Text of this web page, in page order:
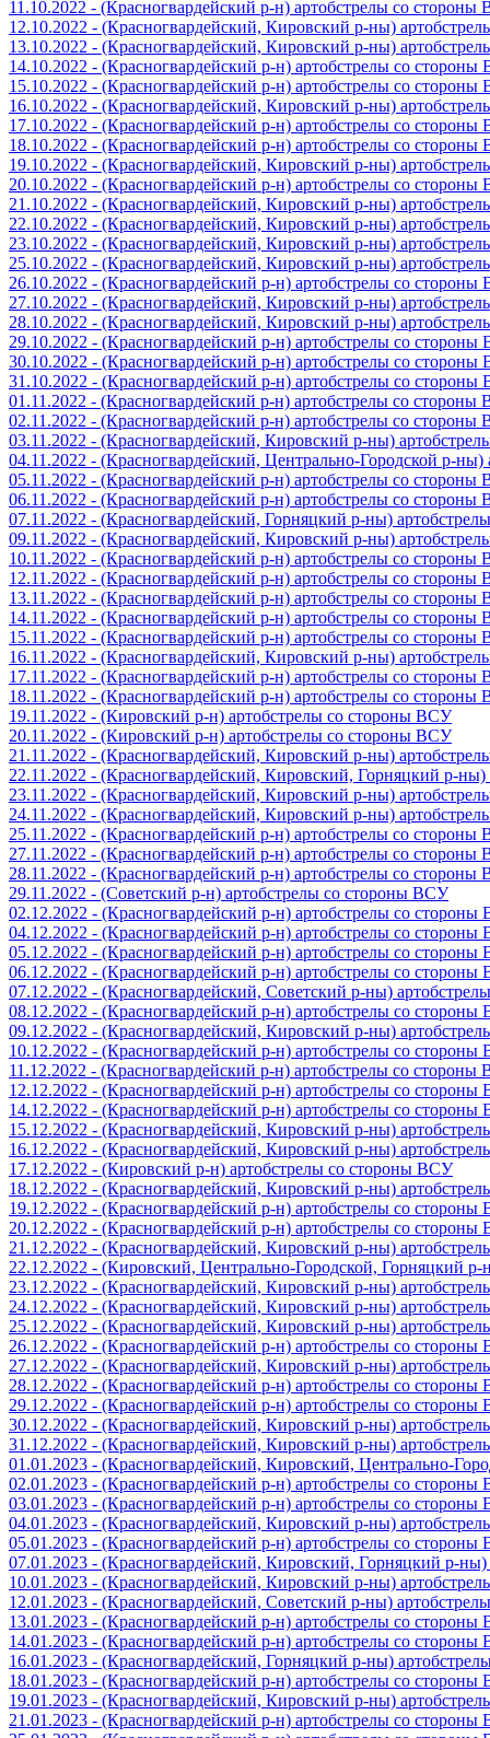
11.10.2022 - (Красногвардейский р-н) артобстрелы со стороны
12.10.2022 - (Красногвардейский, Кировский р-ны)
13.10.2022 - (Красногвардейский, Кировский р-ны)
14.10.2022 - (Красногвардейский р-н) артобстрелы со
15.10.2022 - (Красногвардейский р-н) артобстрелы со
16.10.2022 - (Красногвардейский, Кировский р-ны)
17.10.2022 - (Красногвардейский р-н) артобстрелы со
18.10.2022 - (Красногвардейский р-н) артобстрелы со
19.10.2022 - (Красногвардейский, Кировский р-ны)
20.10.2022 - (Красногвардейский р-н) артобстрелы со
21.10.2022 - (Красногвардейский, Кировский р-ны)
22.10.2022 - (Красногвардейский, Кировский р-ны)
23.10.2022 - (Красногвардейский, Кировский р-ны)
25.10.2022 - (Красногвардейский, Кировский р-ны)
26.10.2022 - (Красногвардейский р-н) артобстрелы со
27.10.2022 - (Красногвардейский, Кировский р-ны)
28.10.2022 - (Красногвардейский, Кировский р-ны)
29.10.2022 - (Красногвардейский р-н) артобстрелы со
30.10.2022 - (Красногвардейский р-н) артобстрелы со
31.10.2022 - (Красногвардейский р-н) артобстрелы со
01.11.2022 - (Красногвардейский р-н) артобстрелы со стороны
02.11.2022 - (Красногвардейский р-н) артобстрелы со стороны
03.11.2022 - (Красногвардейский, Кировский р-ны)
04.11.2022 - (Красногвардейский, Центрально-Городской р-
05.11.2022 - (Красногвардейский р-н) артобстрелы со стороны
06.11.2022 - (Красногвардейский р-н) артобстрелы со стороны
07.11.2022 - (Красногвардейский, Горняцкий р-ны)
09.11.2022 - (Красногвардейский, Кировский р-ны)
10.11.2022 - (Красногвардейский р-н) артобстрелы со стороны
12.11.2022 - (Красногвардейский р-н) артобстрелы со стороны
13.11.2022 - (Красногвардейский р-н) артобстрелы со стороны
14.11.2022 - (Красногвардейский р-н) артобстрелы со стороны
15.11.2022 - (Красногвардейский р-н) артобстрелы со стороны
16.11.2022 - (Красногвардейский, Кировский р-ны)
17.11.2022 - (Красногвардейский р-н) артобстрелы со стороны
18.11.2022 - (Красногвардейский р-н) артобстрелы со стороны
19.11.2022 - (Кировский р-н) артобстрелы со стороны ВСУ
20.11.2022 - (Кировский р-н) артобстрелы со стороны ВСУ
21.11.2022 - (Красногвардейский, Кировский р-ны)
22.11.2022 - (Красногвардейский, Кировский, Горняцкий р-
23.11.2022 - (Красногвардейский, Кировский р-ны)
24.11.2022 - (Красногвардейский, Кировский р-ны)
25.11.2022 - (Красногвардейский р-н) артобстрелы со стороны
27.11.2022 - (Красногвардейский р-н) артобстрелы со стороны
28.11.2022 - (Красногвардейский р-н) артобстрелы со стороны
29.11.2022 - (Советский р-н) артобстрелы со стороны ВСУ
02.12.2022 - (Красногвардейский р-н) артобстрелы со
04.12.2022 - (Красногвардейский р-н) артобстрелы со
05.12.2022 - (Красногвардейский р-н) артобстрелы со
06.12.2022 - (Красногвардейский р-н) артобстрелы со
07.12.2022 - (Красногвардейский, Советский р-ны)
08.12.2022 - (Красногвардейский р-н) артобстрелы со
09.12.2022 - (Красногвардейский, Кировский р-ны)
10.12.2022 - (Красногвардейский р-н) артобстрелы со
11.12.2022 - (Красногвардейский р-н) артобстрелы со стороны
12.12.2022 - (Красногвардейский р-н) артобстрелы со
14.12.2022 - (Красногвардейский р-н) артобстрелы со
15.12.2022 - (Красногвардейский, Кировский р-ны)
16.12.2022 - (Красногвардейский, Кировский р-ны)
17.12.2022 - (Кировский р-н) артобстрелы со стороны ВСУ
18.12.2022 - (Красногвардейский, Кировский р-ны)
19.12.2022 - (Красногвардейский р-н) артобстрелы со
20.12.2022 - (Красногвардейский р-н) артобстрелы со
21.12.2022 - (Красногвардейский, Кировский р-ны)
22.12.2022 - (Кировский, Центрально-Городской, Горняцкий
23.12.2022 - (Красногвардейский, Кировский р-ны)
24.12.2022 - (Красногвардейский, Кировский р-ны)
25.12.2022 - (Красногвардейский, Кировский р-ны)
26.12.2022 - (Красногвардейский р-н) артобстрелы со
27.12.2022 - (Красногвардейский, Кировский р-ны)
28.12.2022 - (Красногвардейский р-н) артобстрелы со
29.12.2022 - (Красногвардейский р-н) артобстрелы со
30.12.2022 - (Красногвардейский, Кировский р-ны)
31.12.2022 - (Красногвардейский, Кировский р-ны)
01.01.2023 - (Красногвардейский, Кировский, Центрально-
02.01.2023 - (Красногвардейский р-н) артобстрелы со
03.01.2023 - (Красногвардейский р-н) артобстрелы со
04.01.2023 - (Красногвардейский, Кировский р-ны)
05.01.2023 - (Красногвардейский р-н) артобстрелы со
07.01.2023 - (Красногвардейский, Кировский, Горняцкий р-
10.01.2023 - (Красногвардейский, Кировский р-ны)
12.01.2023 - (Красногвардейский, Советский р-ны)
13.01.2023 - (Красногвардейский р-н) артобстрелы со
14.01.2023 - (Красногвардейский р-н) артобстрелы со
16.01.2023 - (Красногвардейский, Горняцкий р-ны)
18.01.2023 - (Красногвардейский р-н) артобстрелы со
19.01.2023 - (Красногвардейский, Кировский р-ны)
21.01.2023 - (Красногвардейский р-н) артобстрелы со